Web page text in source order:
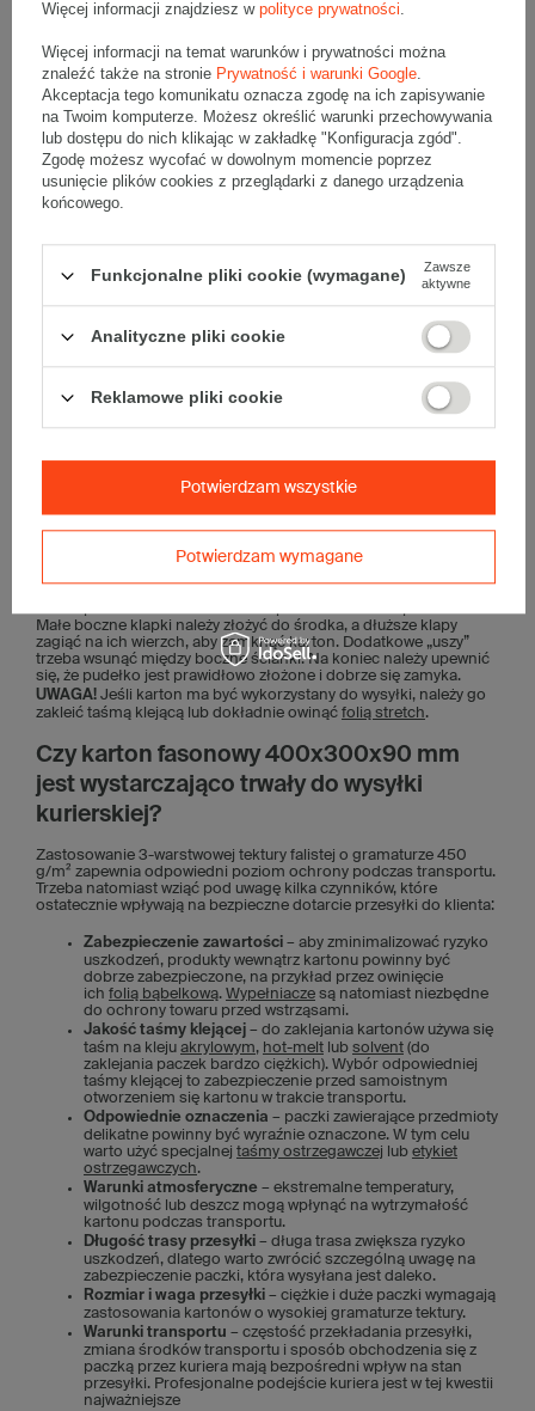
produktów takich jak:
zestawy kosmetyków
do pielęgnacji twarzy lub włosów,
książki
albumy
o płaskim grzbiecie (np. format B5 lub
A4),
akcesoria komputerowe , takie jak składane klawiatury,
zewnętrzne dyski twarde, urządzenia sieciowe itp.
zestawy herbat lubkawz dodatkami,
eleganckie notesy, kalendarze, papeteria,
elektronika użytkowa
(np. smartbandy, powerbanki,
głośniki Bluetooth),
artykuły biurowe
itp.),
drobne
urządzenia kuchenne
(np. elektryczny młynek,
spieniacz),
elementy dekoracyjnelub handmade (np. obrazki,
zabezpieczone. W razie wątpliwości, czy określone produkty
można wysłać w kartonie fasonowym 400x300x90 mm,
zachęcamy dokontaktuz naszym Biurem Obsługi Klienta.
akcesoriów, takich jak taśma klejąca. Żeby składanie było
Małe boczne klapki należy złożyć do środka, a dłuższe klapy
zagiąć na ich wierzch, aby zamknąć karton. Dodatkowe „uszy”
trzeba wsunąć między boczne ścianki. Na koniec należy upewnić
się, że pudełko jest prawidłowo złożone i dobrze się zamyka.
UWAGA! Jeśli karton ma być wykorzystany do wysyłki, należy go
zakleić taśmą klejącą lub dokładnie owinąć folią stretch.
Czy karton fasonowy 400x300x90 mm
jest wystarczająco trwały do wysyłki
kurierskiej?
Zastosowanie 3-warstwowej tektury falistej o gramaturze 450
g/m² zapewnia odpowiedni poziom ochrony podczas transportu.
Trzeba natomiast wziąć pod uwagę kilka czynników, które
ostatecznie wpływają na bezpieczne dotarcie przesyłki do klienta:
Zabezpieczenie zawartości – aby zminimalizować ryzyko
uszkodzeń, produkty wewnątrz kartonu powinny być
dobrze zabezpieczone, na przykład przez owinięcie
ich folią bąbelkową. Wypełniacze są natomiast niezbędne
do ochrony towaru przed wstrząsami.
Jakość taśmy klejącej – do zaklejania kartonów używa się
taśm na kleju akrylowym, hot-melt lub solvent (do
zaklejania paczek bardzo ciężkich). Wybór odpowiedniej
taśmy klejącej to zabezpieczenie przed samoistnym
otworzeniem się kartonu w trakcie transportu.
Odpowiednie oznaczenia – paczki zawierające przedmioty
delikatne powinny być wyraźnie oznaczone. W tym celu
warto użyć specjalnej taśmy ostrzegawczej lub etykiet
ostrzegawczych.
Warunki atmosferyczne – ekstremalne temperatury,
wilgotność lub deszcz mogą wpłynąć na wytrzymałość
kartonu podczas transportu.
Długość trasy przesyłki – długa trasa zwiększa ryzyko
uszkodzeń, dlatego warto zwrócić szczególną uwagę na
zabezpieczenie paczki, która wysyłana jest daleko.
Rozmiar i waga przesyłki – ciężkie i duże paczki wymagają
zastosowania kartonów o wysokiej gramaturze tektury.
Warunki transportu – częstość przekładania przesyłki,
zmiana środków transportu i sposób obchodzenia się z
paczką przez kuriera mają bezpośredni wpływ na stan
przesyłki. Profesjonalne podejście kuriera jest w tej kwestii
najważniejsze
Więcej informacji znajdziesz w polityce prywatności.
Więcej informacji na temat warunków i prywatności można
znaleźć także na stronie Prywatność i warunki Google.
Akceptacja tego komunikatu oznacza zgodę na ich zapisywanie
na Twoim komputerze. Możesz określić warunki przechowywania
lub dostępu do nich klikając w zakładkę "Konfiguracja zgód".
Zgodę możesz wycofać w dowolnym momencie poprzez
usunięcie plików cookies z przeglądarki z danego urządzenia
końcowego.
Funkcjonalne pliki cookie (wymagane)
Zawsze
aktywne
Analityczne pliki cookie
Reklamowe pliki cookie
Potwierdzam wymagane
Potwierdzam wszystkie